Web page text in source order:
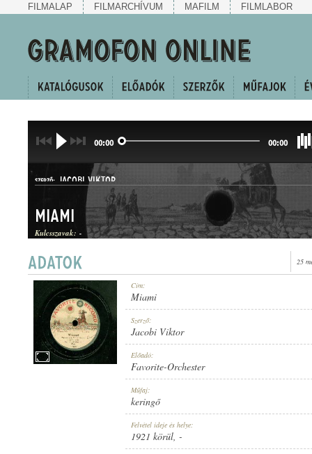
FILMALAP FILMARCHÍVUM MAFILM FILMLABOR
00:00 00:00
SZERZŐ: JACOBI VIKTOR
KERINGŐ
Miami
Kulcsszavak: -
25
Cím:
Miami
Szerző:
Jacobi Viktor
Előadó:
Favorite-Orchester
Műfaj:
keringő
Felvétel ideje és helye:
1921 körül, -